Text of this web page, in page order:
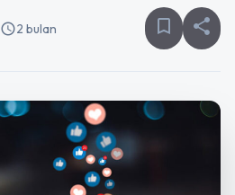
schedule2 bulan bookmark_border share